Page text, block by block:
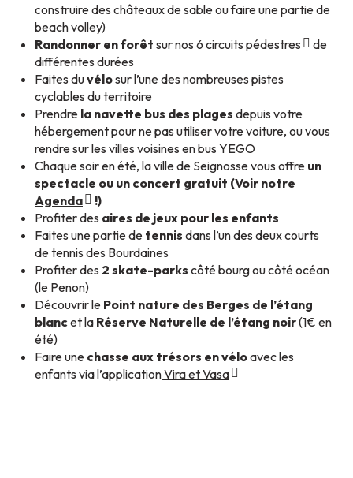
construire des châteaux de sable ou faire une partie de
beach volley)
Randonner en forêt sur nos 6 circuits pédestres
de
différentes durées
Faites duvélosur l’une des nombreuses pistes
cyclables du territoire
Prendre la navette bus des plages depuis votre
hébergement pour ne pas utiliser votre voiture, ou vous
rendre sur les villes voisines en bus YEGO
Chaque soir en été, la ville de Seignosse vous offre un
spectacle ou un concert gratuit (Voir notre
Agenda
!)
Profiter des aires de jeux pour les enfants
Faites une partie de tennis dans l’un des deux courts
de tennis des Bourdaines
Profiter des 2 skate-parks côté bourg ou côté océan
(le Penon)
Découvrir le Point nature des Berges de l’étang
blancet la Réserve Naturelle de l’étang noir(1€ en
été)
Faire une chasse aux trésors en véloavec les
enfants via l’applicationVira et Vasa